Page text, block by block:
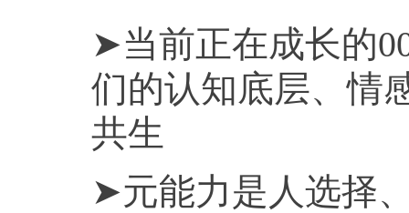
➤当前正在成长的
们的认知底层、情
共生
➤元能力是人选择